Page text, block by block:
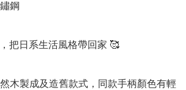
鋼
把日系生活風格帶回家 🥰
木製成及造舊款式，同款手柄顏色有輕